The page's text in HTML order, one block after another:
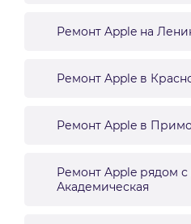
Ремонт Apple на
Ремонт Apple в
Ремонт Apple в
Ремонт Apple рядом
Академическая